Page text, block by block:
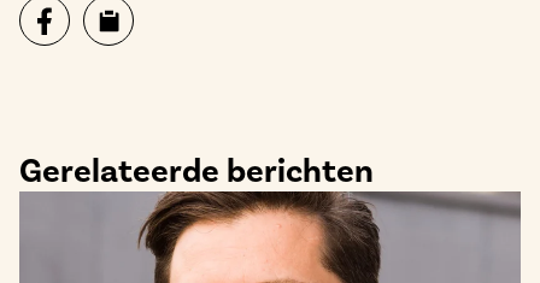
Gerelateerde berichten